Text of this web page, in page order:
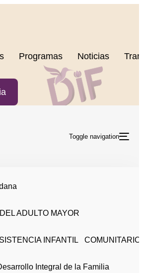
Programas Noticias
Toggle navigation
ADULTO MAYOR
INFANTIL COMUNITARIO
Integral de la Familia
DIF El